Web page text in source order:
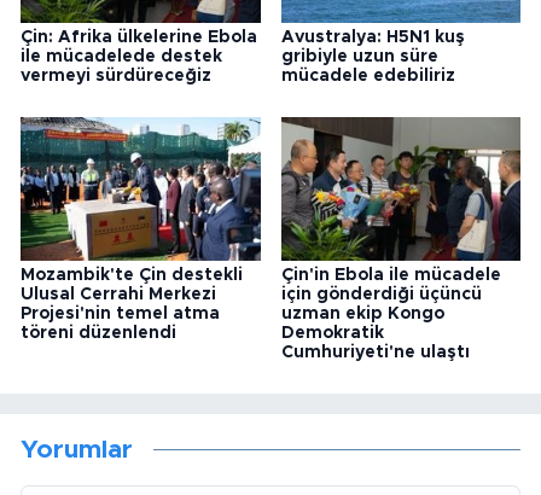
Çin: Afrika ülkelerine Ebola
ile mücadelede destek
vermeyi sürdüreceğiz
Avustralya: H5N1 kuş
gribiyle uzun süre
mücadele edebiliriz
Mozambik'te Çin destekli
Ulusal Cerrahi Merkezi
Projesi'nin temel atma
töreni düzenlendi
Çin'in Ebola ile mücadele
için gönderdiği üçüncü
uzman ekip Kongo
Demokratik
Cumhuriyeti'ne ulaştı
Yorumlar